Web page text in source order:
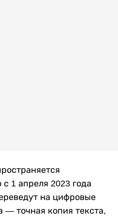
1 апреля 2023 года
на цифровые
— точная копия текста,